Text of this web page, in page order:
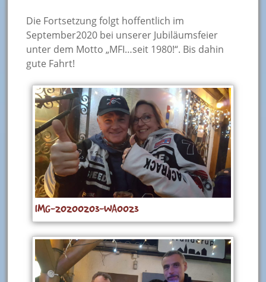
Die Fortsetzung folgt hoffentlich im
September2020 bei unserer Jubiläumsfeier
unter dem Motto „MFI…seit 1980!“. Bis dahin
gute Fahrt!
IMG-20200203-WA0023